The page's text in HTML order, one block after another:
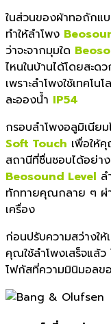
ในส่วนของผ้าทอถักแ
ทำให้ลำโพง
ว่าจะจากมุมใด
ไหนในบ้านได้โดยสะด
เพราะลำโพงใช้เทคโ
ละอองน้ำ IP54
กรอบลำโพงอลูมิเนีย
Soft Touch เพื่อให้
สถานีที่ชื่นชอบได้อย่า
Beosound Level ล
ทักทายคุณกลาย ๆ ผ่า
เครื่อง
ก่อนปรับความสว่างใ
คุณใช้ลำโพงเสร็จแล้
โฟกัสที่ความมินิมอลข